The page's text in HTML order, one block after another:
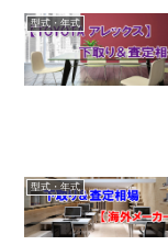
型式・年式
型式・年式